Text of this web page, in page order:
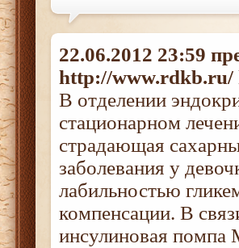
22.06.2012 23:59
http://www.rdkb.ru/
В отделении
стационарном
страдающая
заболевания у
лабильностью
компенсации. В
инсулиновая